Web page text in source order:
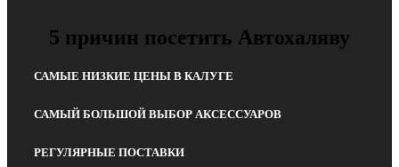
5 причин посетить Автохаляву
САМЫЕ НИЗКИЕ ЦЕНЫ В КАЛУГЕ
САМЫЙ БОЛЬШОЙ ВЫБОР АКСЕССУАРОВ
РЕГУЛЯРНЫЕ ПОСТАВКИ